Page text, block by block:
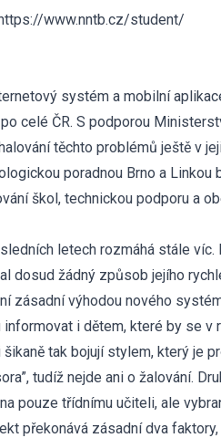
www.nntb.cz/student/
systém a mobilní
celé ČR. S podporou
těchto problémů ještě v
poradnou Brno a Linkou
škol, technickou podporu a
letech rozmáhá stále
dosud žádný způsob jejího
zásadní výhodou nového
i dětem, které by se v
tak bojují stylem, který je
tudíž nejde ani o žalování.
pouze třídnímu učiteli, ale
překonává zásadní dva